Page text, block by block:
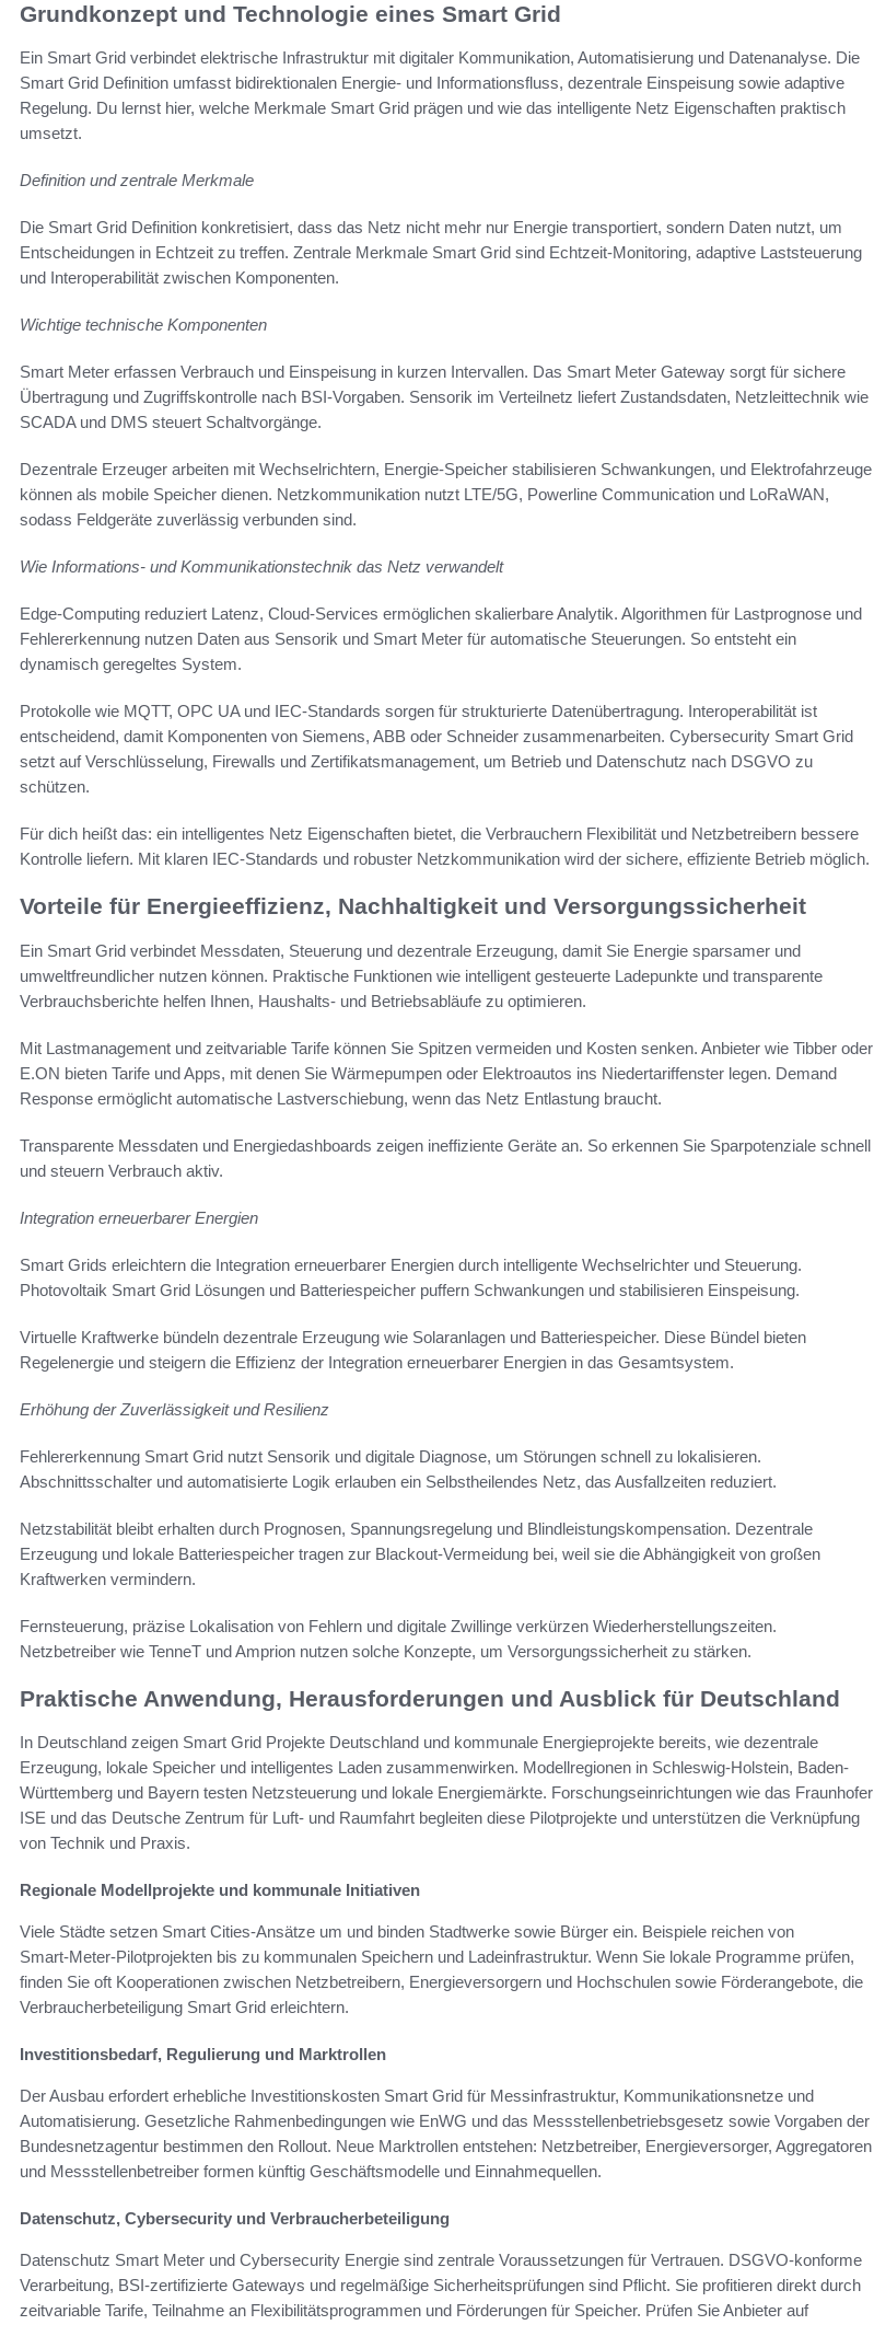
Grundkonzept und Technologie eines Smart Grid
Ein Smart Grid verbindet elektrische Infrastruktur mit digitaler Kommunikation, Automatisierung und Datenanalyse. Die
Smart Grid Definition umfasst bidirektionalen Energie- und Informationsfluss, dezentrale Einspeisung sowie adaptive
Regelung. Du lernst hier, welche Merkmale Smart Grid prägen und wie das intelligente Netz Eigenschaften praktisch
umsetzt.
Definition und zentrale Merkmale
Die Smart Grid Definition konkretisiert, dass das Netz nicht mehr nur Energie transportiert, sondern Daten nutzt, um
Entscheidungen in Echtzeit zu treffen. Zentrale Merkmale Smart Grid sind Echtzeit-Monitoring, adaptive Laststeuerung
und Interoperabilität zwischen Komponenten.
Wichtige technische Komponenten
Smart Meter erfassen Verbrauch und Einspeisung in kurzen Intervallen. Das Smart Meter Gateway sorgt für sichere
Übertragung und Zugriffskontrolle nach BSI-Vorgaben. Sensorik im Verteilnetz liefert Zustandsdaten, Netzleittechnik wie
SCADA und DMS steuert Schaltvorgänge.
Dezentrale Erzeuger arbeiten mit Wechselrichtern, Energie-Speicher stabilisieren Schwankungen, und Elektrofahrzeuge
können als mobile Speicher dienen. Netzkommunikation nutzt LTE/5G, Powerline Communication und LoRaWAN,
sodass Feldgeräte zuverlässig verbunden sind.
Wie Informations- und Kommunikationstechnik das Netz verwandelt
Edge-Computing reduziert Latenz, Cloud-Services ermöglichen skalierbare Analytik. Algorithmen für Lastprognose und
Fehlererkennung nutzen Daten aus Sensorik und Smart Meter für automatische Steuerungen. So entsteht ein
dynamisch geregeltes System.
Protokolle wie MQTT, OPC UA und IEC-Standards sorgen für strukturierte Datenübertragung. Interoperabilität ist
entscheidend, damit Komponenten von Siemens, ABB oder Schneider zusammenarbeiten. Cybersecurity Smart Grid
setzt auf Verschlüsselung, Firewalls und Zertifikatsmanagement, um Betrieb und Datenschutz nach DSGVO zu
schützen.
Für dich heißt das: ein intelligentes Netz Eigenschaften bietet, die Verbrauchern Flexibilität und Netzbetreibern bessere
Kontrolle liefern. Mit klaren IEC-Standards und robuster Netzkommunikation wird der sichere, effiziente Betrieb möglich.
Vorteile für Energieeffizienz, Nachhaltigkeit und Versorgungssicherheit
Ein Smart Grid verbindet Messdaten, Steuerung und dezentrale Erzeugung, damit Sie Energie sparsamer und
umweltfreundlicher nutzen können. Praktische Funktionen wie intelligent gesteuerte Ladepunkte und transparente
Verbrauchsberichte helfen Ihnen, Haushalts- und Betriebsabläufe zu optimieren.
Mit Lastmanagement und zeitvariable Tarife können Sie Spitzen vermeiden und Kosten senken. Anbieter wie Tibber oder
E.ON bieten Tarife und Apps, mit denen Sie Wärmepumpen oder Elektroautos ins Niedertariffenster legen. Demand
Response ermöglicht automatische Lastverschiebung, wenn das Netz Entlastung braucht.
Transparente Messdaten und Energiedashboards zeigen ineffiziente Geräte an. So erkennen Sie Sparpotenziale schnell
und steuern Verbrauch aktiv.
Integration erneuerbarer Energien
Smart Grids erleichtern die Integration erneuerbarer Energien durch intelligente Wechselrichter und Steuerung.
Photovoltaik Smart Grid Lösungen und Batteriespeicher puffern Schwankungen und stabilisieren Einspeisung.
Virtuelle Kraftwerke bündeln dezentrale Erzeugung wie Solaranlagen und Batteriespeicher. Diese Bündel bieten
Regelenergie und steigern die Effizienz der Integration erneuerbarer Energien in das Gesamtsystem.
Erhöhung der Zuverlässigkeit und Resilienz
Fehlererkennung Smart Grid nutzt Sensorik und digitale Diagnose, um Störungen schnell zu lokalisieren.
Abschnittsschalter und automatisierte Logik erlauben ein Selbstheilendes Netz, das Ausfallzeiten reduziert.
Netzstabilität bleibt erhalten durch Prognosen, Spannungsregelung und Blindleistungskompensation. Dezentrale
Erzeugung und lokale Batteriespeicher tragen zur Blackout-Vermeidung bei, weil sie die Abhängigkeit von großen
Kraftwerken vermindern.
Fernsteuerung, präzise Lokalisation von Fehlern und digitale Zwillinge verkürzen Wiederherstellungszeiten.
Netzbetreiber wie TenneT und Amprion nutzen solche Konzepte, um Versorgungssicherheit zu stärken.
Praktische Anwendung, Herausforderungen und Ausblick für Deutschland
In Deutschland zeigen Smart Grid Projekte Deutschland und kommunale Energieprojekte bereits, wie dezentrale
Erzeugung, lokale Speicher und intelligentes Laden zusammenwirken. Modellregionen in Schleswig-Holstein, Baden-
Württemberg und Bayern testen Netzsteuerung und lokale Energiemärkte. Forschungseinrichtungen wie das Fraunhofer
ISE und das Deutsche Zentrum für Luft- und Raumfahrt begleiten diese Pilotprojekte und unterstützen die Verknüpfung
von Technik und Praxis.
Regionale Modellprojekte und kommunale Initiativen
Viele Städte setzen Smart Cities‑Ansätze um und binden Stadtwerke sowie Bürger ein. Beispiele reichen von
Smart‑Meter‑Pilotprojekten bis zu kommunalen Speichern und Ladeinfrastruktur. Wenn Sie lokale Programme prüfen,
finden Sie oft Kooperationen zwischen Netzbetreibern, Energieversorgern und Hochschulen sowie Förderangebote, die
Verbraucherbeteiligung Smart Grid erleichtern.
Investitionsbedarf, Regulierung und Marktrollen
Der Ausbau erfordert erhebliche Investitionskosten Smart Grid für Messinfrastruktur, Kommunikationsnetze und
Automatisierung. Gesetzliche Rahmenbedingungen wie EnWG und das Messstellenbetriebsgesetz sowie Vorgaben der
Bundesnetzagentur bestimmen den Rollout. Neue Marktrollen entstehen: Netzbetreiber, Energieversorger, Aggregatoren
und Messstellenbetreiber formen künftig Geschäftsmodelle und Einnahmequellen.
Datenschutz, Cybersecurity und Verbraucherbeteiligung
Datenschutz Smart Meter und Cybersecurity Energie sind zentrale Voraussetzungen für Vertrauen. DSGVO‑konforme
Verarbeitung, BSI‑zertifizierte Gateways und regelmäßige Sicherheitsprüfungen sind Pflicht. Sie profitieren direkt durch
zeitvariable Tarife, Teilnahme an Flexibilitätsprogrammen und Förderungen für Speicher. Prüfen Sie Anbieter auf